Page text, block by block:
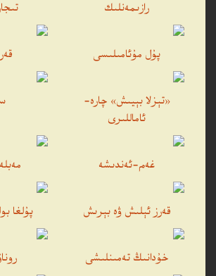
رازىمەنلىك
پۇل مۇئامىلىسى
«تېزلا بېيىش» چارە-
ئاماللىرى
غەم-ئەندىشە
قەرز ئېلىش ۋە بېرىش پۇلغا
خۇدانىڭ تەمىنلىشى